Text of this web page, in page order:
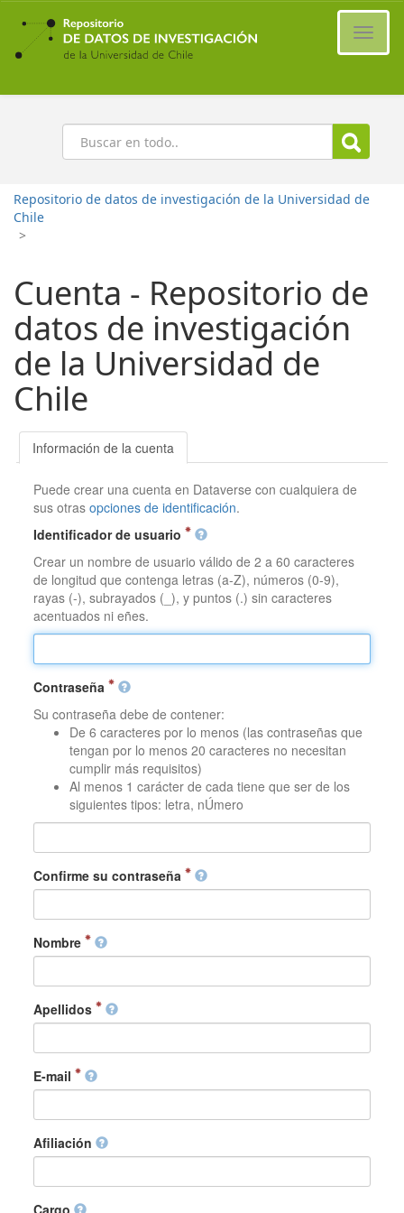
Ir
contenido
principal
Buscar
Repositorio de datos de investigación de la Universidad de
Chile
>
Cuenta - Repositorio de
datos de investigación
de la Universidad de
Chile
Información de la cuenta
Puede crear una cuenta en Dataverse con cualquiera de
sus otrasopciones de identificación.
Identificador de usuario
Crear un nombre de usuario válido de 2 a 60 caracteres
de longitud que contenga letras (a-Z), números (0-9),
rayas (-), subrayados (_), y puntos (.) sin caracteres
acentuados ni eñes.
Contraseña
Su contraseña debe de contener:
De 6 caracteres por lo menos (las contraseñas que
tengan por lo menos 20 caracteres no necesitan
cumplir más requisitos)
Al menos 1 carácter de cada tiene que ser de los
siguientes tipos: letra, nÚmero
Confirme su contraseña
Nombre
Apellidos
E-mail
Afiliación
Cargo